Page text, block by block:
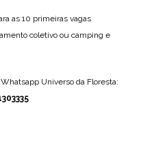
as 10 primeiras vagas
coletivo ou camping e
Universo da Floresta: